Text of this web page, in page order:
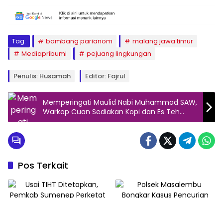
Tag: bambang parianom
malang jawa timur
Mediapribumi
pejuang lingkungan
Penulis: Husamah Editor: Fajrul
Memperingati Maulid Nabi Muhammad SAW,
Warkop Cuan Sediakan Kopi dan Es Teh
Gratis
Pos Terkait